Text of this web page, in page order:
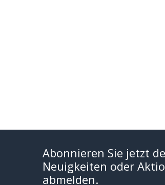
Abonnieren Sie jetzt
Neuigkeiten oder
abmelden.